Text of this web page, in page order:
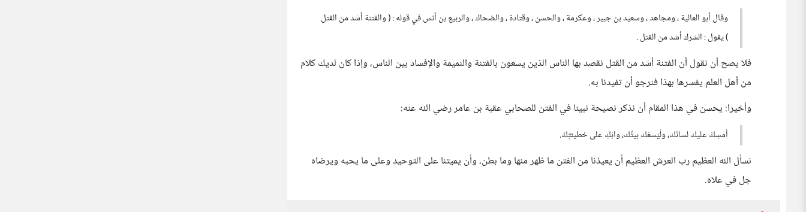
وقال أبو العالية ، ومجاهد ، وسعيد بن جبير ، وعكرمة ، والحسن ، وقتادة ، والضحاك ، والربيع بن أنس في قوله : ( والفتنة أشد من القتل
) يقول : الشرك أشد من القتل .
فلا يصح أن نقول أن الفتنة أشد من القتل نقصد بها الناس الذين يسعون بالفتنة والنميمة والإفساد بين الناس، وإذا كان لديك كلام
من أهل العلم يفسرها بهذا فنرجو أن تفيدنا به.
وأخيرا: يحسن في هذا المقام أن نذكر نصيحة نبينا في الفتن للصحابي عقبة بن عامر رضي الله عنه:
أمسِكْ عليك لسانَك، ولْيَسعْك بيتُك، وابْكِ على خطيئتِكَ.
نسأل الله العظيم رب العرش العظيم أن يعيذنا من الفتن ما ظهر منها وما بطن، وأن يميتنا على التوحيد وعلى ما يحبه ويرضاه
جل في علاه.